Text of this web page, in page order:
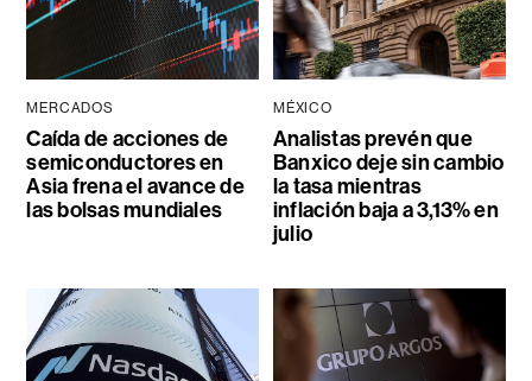
MERCADOS
Caída de acciones de
semiconductores en
Asia frena el avance de
las bolsas mundiales
MÉXICO
Analistas prevén que
Banxico deje sin cambio
la tasa mientras
inflación baja a 3,13% en
julio